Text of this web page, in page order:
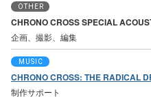
OTHER
CHRONO CROSS SPECIAL
企画、撮影、編集
MUSIC
CHRONO CROSS: THE RADICAL
制作サポート